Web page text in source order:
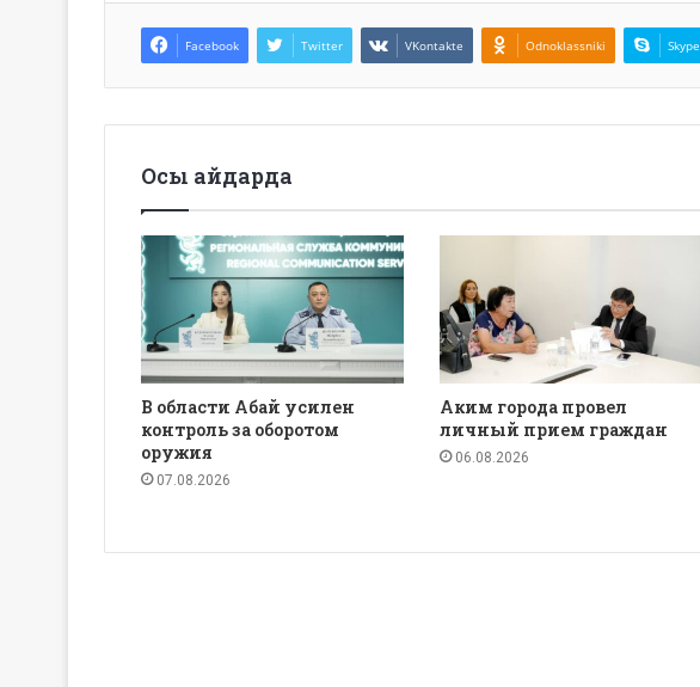
Facebook Twitter VKontakte Odnoklassniki Skype
Осы айдарда
В области Абай усилен
контроль за оборотом
оружия
07.08.2026
Аким города провел
личный прием граждан
06.08.2026